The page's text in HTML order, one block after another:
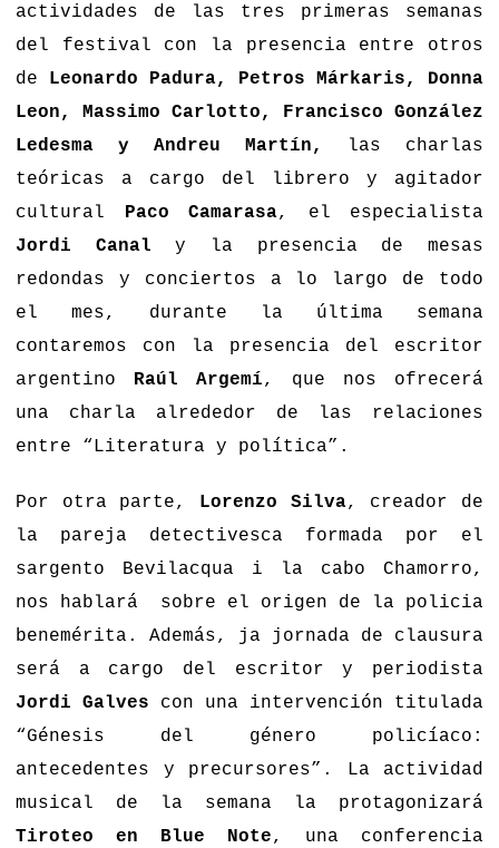
actividades de las tres primeras semanas
del festival con la presencia entre otros
de
Leonardo Padura, Petros Márkaris, Donna
Leon, Massimo Carlotto, Francisco González
Ledesma y Andreu Martín,
las charlas
teóricas a cargo del librero y agitador
cultural
Paco Camarasa, el especialista
Jordi Canal
y la presencia de mesas
redondas y conciertos a lo largo de todo
el mes, durante la última semana
contaremos con la presencia del escritor
argentino
Raúl Argemí, que nos ofrecerá
una charla alrededor de las relaciones
entre “Literatura y política”.
Por otra parte, Lorenzo Silva, creador de
la pareja detectivesca formada por el
sargento Bevilacqua i la cabo Chamorro,
nos hablará sobre el origen de la policia
benemérita. Además, ja jornada de clausura
será a cargo del escritor y periodista
Jordi Galves
con una intervención titulada
“Génesis del género policíaco:
antecedentes y precursores”. La actividad
musical de la semana la protagonizará
Tiroteo en Blue Note, una conferencia